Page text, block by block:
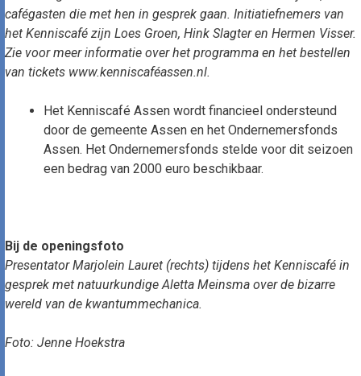
cafégasten die met hen in gesprek gaan. Initiatiefnemers van
het Kenniscafé zijn Loes Groen, Hink Slagter en Hermen Visser.
Zie voor meer informatie over het programma en het bestellen
van tickets www.kenniscaféassen.nl.
Het Kenniscafé Assen wordt financieel ondersteund
door de gemeente Assen en het Ondernemersfonds
Assen. Het Ondernemersfonds stelde voor dit seizoen
een bedrag van 2000 euro beschikbaar.
Bij de openingsfoto
Presentator Marjolein Lauret (rechts) tijdens het Kenniscafé in
gesprek met natuurkundige Aletta Meinsma over de bizarre
wereld van de kwantummechanica.
Foto: Jenne Hoekstra